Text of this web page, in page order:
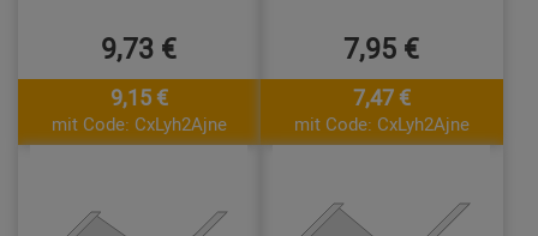
9,73 €
9,15 €
mit Code: CxLyh2Ajne
7,95 €
7,47 €
mit Code: CxLyh2Ajne